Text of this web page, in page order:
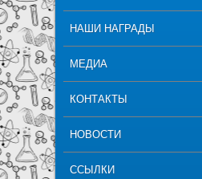
НАШИ НАГРАДЫ
МЕДИА
КОНТАКТЫ
НОВОСТИ
ССЫЛКИ